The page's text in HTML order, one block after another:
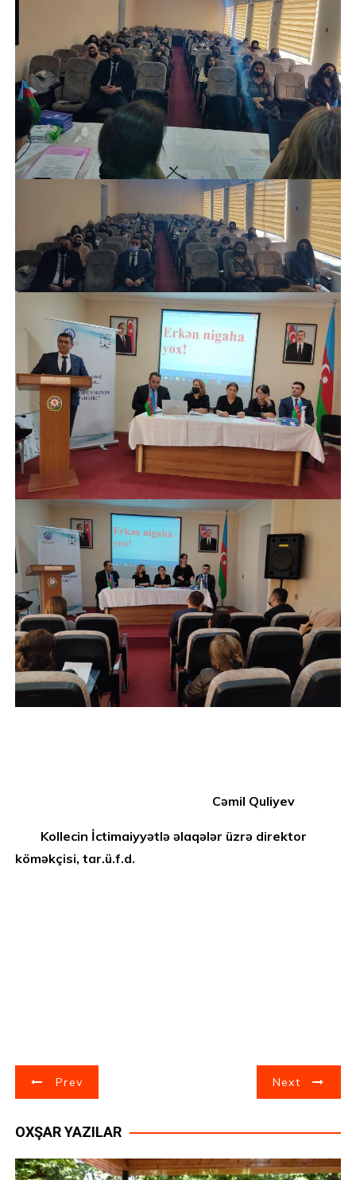
Cəmil Quliyev
Kollecin İctimaiyyətlə əlaqələr üzrə direktor
köməkçisi, tar.ü.f.d.
Y
z
Prev Next
OXŞAR YAZILAR